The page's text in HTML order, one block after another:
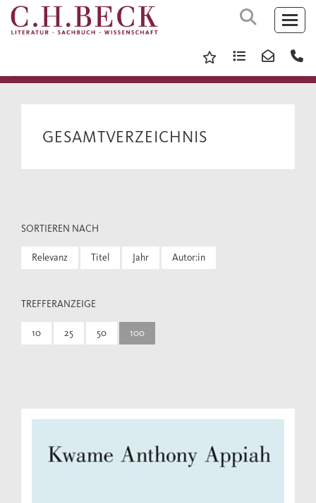
GESAMTVERZEICHNIS
SORTIEREN NACH
Relevanz Titel Jahr Autor:in
TREFFERANZEIGE
10 25 50 100